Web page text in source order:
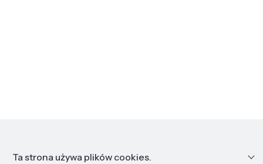
Informacje
Ta strona używa plików cookies.